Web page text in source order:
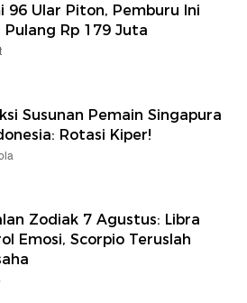
96 Ular Piton, Pemburu Ini
Pulang Rp 179 Juta
Susunan Pemain Singapura
Rotasi Kiper!
Zodiak 7 Agustus: Libra
Emosi, Scorpio Teruslah